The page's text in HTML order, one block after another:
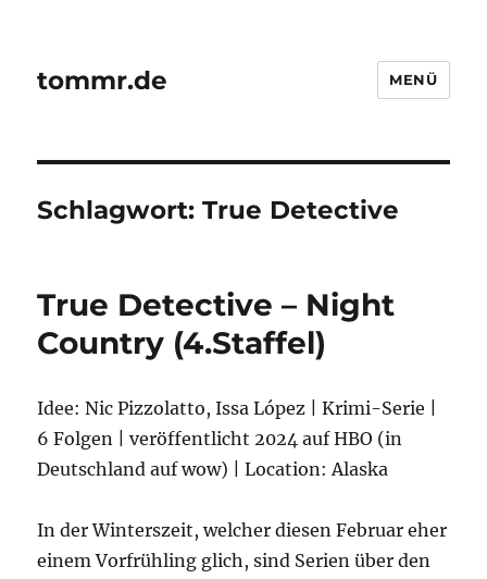
tommr.de MENÜ
Schlagwort:True Detective
True Detective – Night
Country (4.Staffel)
Idee: Nic Pizzolatto, Issa López | Krimi-Serie |
6 Folgen | veröffentlicht 2024 auf HBO (in
Deutschland auf wow) | Location: Alaska
In der Winterszeit, welcher diesen Februar eher
einem Vorfrühling glich, sind Serien über den